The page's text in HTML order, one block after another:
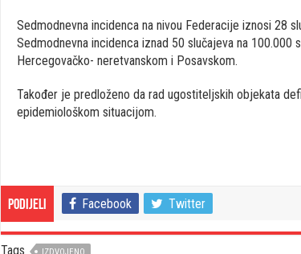
Sedmodnevna incidenca na nivou Federacije iznosi 28
Sedmodnevna incidenca iznad 50 slučajeva na 100.000
Hercegovačko- neretvanskom i Posavskom.
Također je predloženo da rad ugostiteljskih objekata
epidemiološkom situacijom.
Podijeli Facebook Twitter
Tags